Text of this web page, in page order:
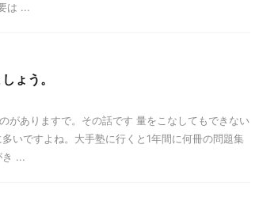
は ...
ょう。
がありますで。その話です 量をこなしてもできない
いですよね。大手塾に行くと1年間に何冊の問題集
...